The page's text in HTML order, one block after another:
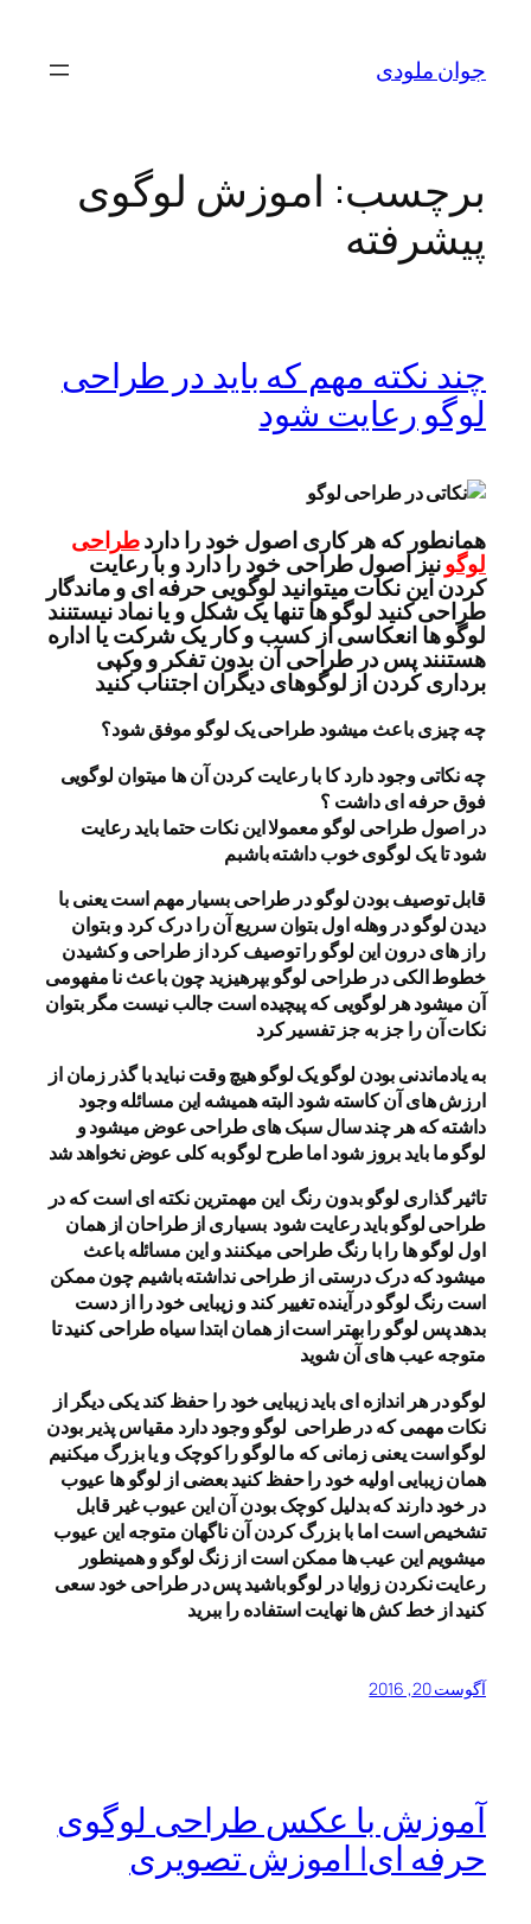
محتواجوان ملودی
برچسب: اموزش لوگوی
پیشرفته
چند نکته مهم که باید در طراحی
لوگو رعایت شود
همانطور که هر کاری اصول خود را داردطراحی
لوگونیز اصول طراحی خود را دارد و با رعایت
کردن این نکات میتوانید لوگویی حرفه ای و ماندگار
طراحی کنید لوگو ها تنها یک شکل و یا نماد نیستنند
لوگو ها انعکاسی از کسب و کار یک شرکت یا اداره
هستنند پس در طراحی آن بدون تفکر و وکپی
برداری کردن از لوگوهای دیگران اجتناب کنید
چه چیزی باعث میشود طراحی یک لوگو موفق شود؟
چه نکاتی وجود دارد کا با رعایت کردن آن ها میتوان لوگویی
فوق حرفه ای داشت ؟
در اصول طراحی لوگو معمولا این نکات حتما باید رعایت
شود تا یک لوگوی خوب داشته باشبم
قابل توصیف بودن لوگو در طراحی بسیار مهم است یعنی با
دیدن لوگو در وهله اول بتوان سریع آن را درک کرد و بتوان
راز های درون این لوگو را توصیف کرد از طراحی و کشیدن
خطوط الکی در طراحی لوگو بپرهیزید چون باعث نا مفهومی
آن میشود هر لوگویی که پیچیده است جالب نیست مگر بتوان
نکات آن را جز به جز تفسیر کرد
به یادماندنی بودن لوگو یک لوگو هیچ وقت نباید با گذر زمان از
ارزش های آن کاسته شود البته همیشه این مسائله وجود
داشته که هر چند سال سبک های طراحی عوض میشود و
لوگو ما باید بروز شود اما طرح لوگو به کلی عوض نخواهد شد
تاثیر گذاری لوگو بدون رنگ این مهمترین نکته ای است که در
طراحی لوگو باید رعایت شود بسیاری از طراحان از همان
اول لوگو ها را با رنگ طراحی میکنند و این مسائله باعث
میشود که درک درستی از طراحی نداشته باشیم چون ممکن
است رنگ لوگو در آینده تغییر کند و زیبایی خود را از دست
بدهد پس لوگو را بهتر است از همان ابتدا سیاه طراحی کنید تا
متوجه عیب های آن شوید
لوگو در هر اندازه ای باید زیبایی خود را حفظ کند یکی دیگر از
نکات مهمی که در طراحی لوگو وجود دارد مقیاس پذیر بودن
لوگو است یعنی زمانی که ما لوگو را کوچک و یا بزرگ میکنیم
همان زیبایی اولیه خود را حفظ کنید بعضی از لوگو ها عیوب
در خود دارند که بدلیل کوچک بودن آن این عیوب غیر قابل
تشخیص است اما با بزرگ کردن آن ناگهان متوجه این عیوب
میشویم این عیب ها ممکن است از زنگ لوگو و همینطور
رعایت نکردن زوایا در لوگو باشید پس در طراحی خود سعی
کنید از خط کش ها نهایت استفاده را ببرید
آگوست 20, 2016
آموزش با عکس طراحی لوگوی
حرفه ای| اموزش تصویری